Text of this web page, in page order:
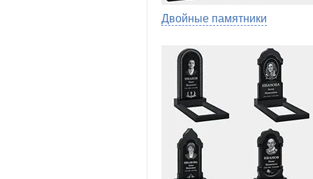
Двойные памятники